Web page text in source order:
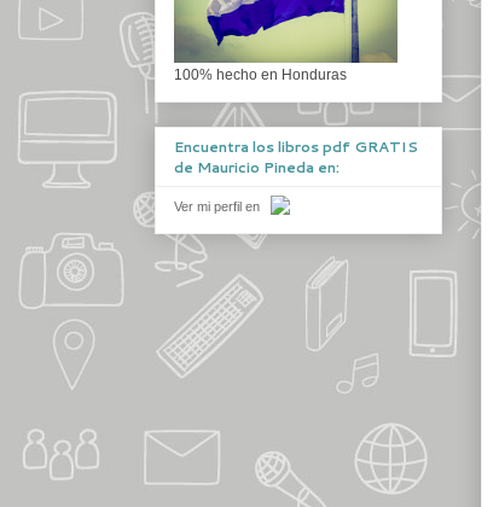
100% hecho en Honduras
Encuentra los libros pdf GRATIS
de Mauricio Pineda en:
Ver mi perfil en